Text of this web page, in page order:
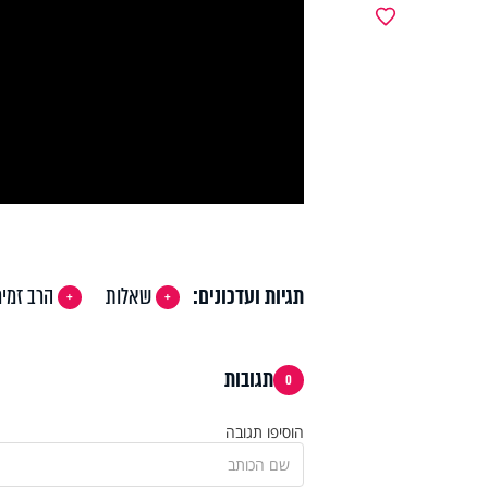
תגיות ועדכונים: שאלות הרב
0 תגובות
הוסיפו תגובה